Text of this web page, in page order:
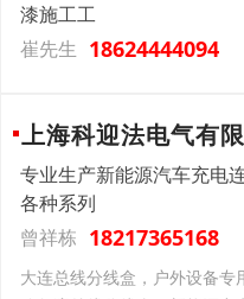
漆施工工
崔先生 18624444094
上海科迎法电气有
专业生产新能源汽车充电
各种系列
曾祥栋 18217365168
大连总线分线盒，户外设备